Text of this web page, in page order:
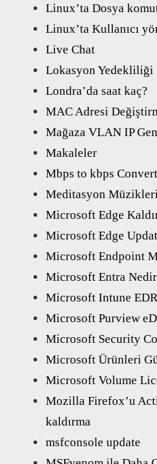
Linux’ta Dosya
Linux’ta Kullanıcı
Live Chat
Lokasyon Yedekliliği
Londra’da saat kaç?
MAC Adresi
Mağaza VLAN IP
Makaleler
Mbps to kbps
Meditasyon Müzikleri
Microsoft Edge
Microsoft Edge
Microsoft Endpoint
Microsoft Entra
Microsoft Intune
Microsoft Purview
Microsoft Security
Microsoft Ürünleri
Microsoft Volume
Mozilla Firefox’u
kaldırma
msfconsole update